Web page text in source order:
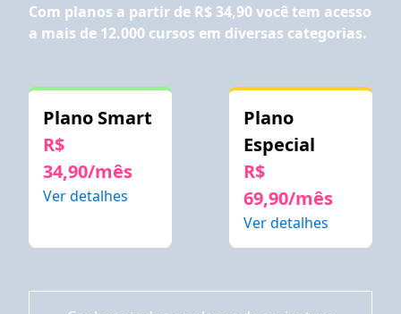
Com planos a partir de R$ 34,90você tem acesso
a mais de 12.000 cursos em diversas categorias.
Plano Smart
R$
34,90/mês
Ver detalhes
Plano
Especial
R$
69,90/mês
Ver detalhes